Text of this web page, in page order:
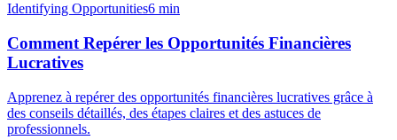
Identifying Opportunities6 min
Comment Repérer les Opportunités Financières
Lucratives
Apprenez à repérer des opportunités financières lucratives grâce à
des conseils détaillés, des étapes claires et des astuces de
professionnels.